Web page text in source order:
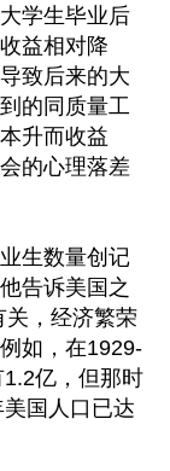
学生毕业后
益相对降
致后来的大
的同质量工
升而收益
的心理落差
生数量创记
告诉美国之
关，经济繁荣
如，在1929-
亿，但那时
国人口已达